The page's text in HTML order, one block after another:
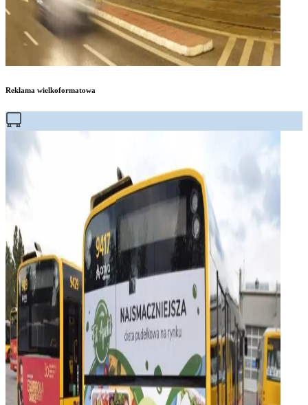
Reklama wielkoformatowa